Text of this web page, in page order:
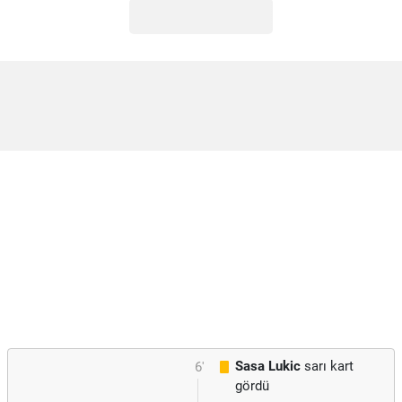
6' Sasa Lukic sarı kart
gördü